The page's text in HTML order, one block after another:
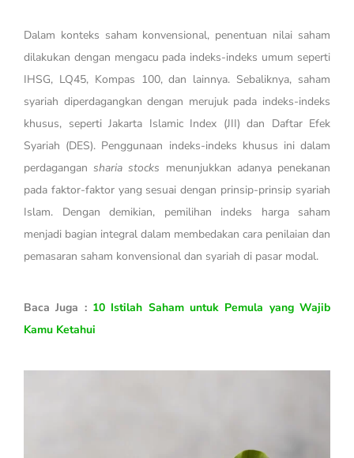
Dalam konteks saham konvensional, penentuan nilai saham
dilakukan dengan mengacu pada indeks-indeks umum seperti
IHSG, LQ45, Kompas 100, dan lainnya. Sebaliknya, saham
syariah diperdagangkan dengan merujuk pada indeks-indeks
khusus, seperti Jakarta Islamic Index (JII) dan Daftar Efek
Syariah (DES). Penggunaan indeks-indeks khusus ini dalam
perdagangansharia stocks menunjukkan adanya penekanan
pada faktor-faktor yang sesuai dengan prinsip-prinsip syariah
Islam. Dengan demikian, pemilihan indeks harga saham
menjadi bagian integral dalam membedakan cara penilaian dan
pemasaran saham konvensional dan syariah di pasar modal.
Baca Juga : 10 Istilah Saham untuk Pemula yang Wajib
Kamu Ketahui